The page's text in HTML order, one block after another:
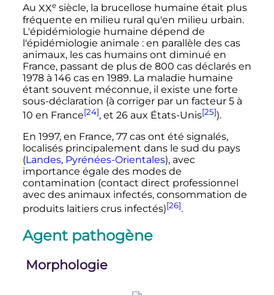
Au XXe siècle, la brucellose humaine était plus
fréquente en milieu rural qu'en milieu urbain.
L'épidémiologie humaine dépend de
l'épidémiologie animale : en parallèle des cas
animaux, les cas humains ont diminué en
France, passant de plus de 800 cas déclarés en
1978 à 146 cas en 1989. La maladie humaine
étant souvent méconnue, il existe une forte
sous-déclaration (à corriger par un facteur 5 à
10 en France[24], et 26 aux États-Unis[25]).
En 1997, en France, 77 cas ont été signalés,
localisés principalement dans le sud du pays
(Landes, Pyrénées-Orientales), avec
importance égale des modes de
contamination (contact direct professionnel
avec des animaux infectés, consommation de
produits laitiers crus infectés)[26].
Agent pathogène
Morphologie